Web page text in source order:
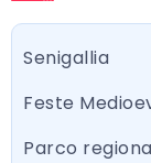
Senigallia
Feste
Parco